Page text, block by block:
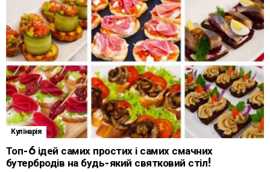
Кулінарія
Топ-6 ідей самих простих і самих смачних
бутербродів на будь-який святковий стіл!